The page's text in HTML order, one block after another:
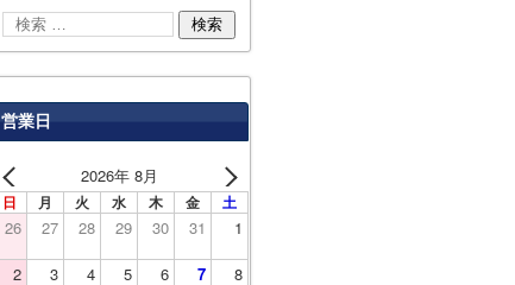
営業日
2026年 8月
日 月 火 水 木 金 土
26 27 28 29 30 31 1
2 3 4 5 6 7 8